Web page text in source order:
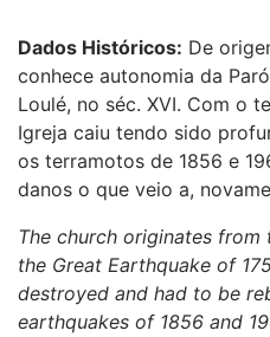
Dados Históricos: De
conhece autonomia da
Loulé, no séc. XVI. Com o
Igreja caiu tendo sido
os terramotos de 1856 e
danos o que veio a,
The church originates
the Great Earthquake of
destroyed and had to be
earthquakes of 1856 and